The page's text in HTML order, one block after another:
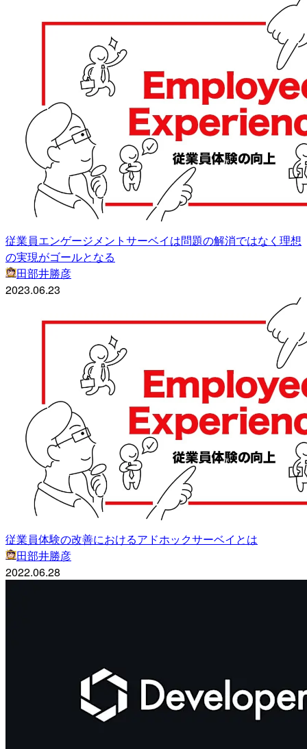
従業員エンゲージメントサーベイは問題の解消ではなく理想
の実現がゴールとなる
田部井勝彦
2023.06.23
従業員体験の改善におけるアドホックサーベイとは
田部井勝彦
2022.06.28